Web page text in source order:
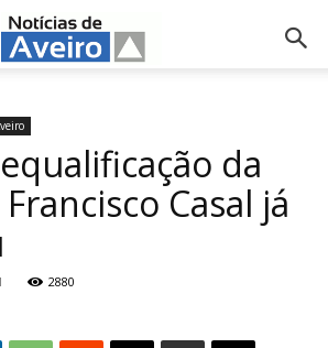
da
Francisco Casal já
2880